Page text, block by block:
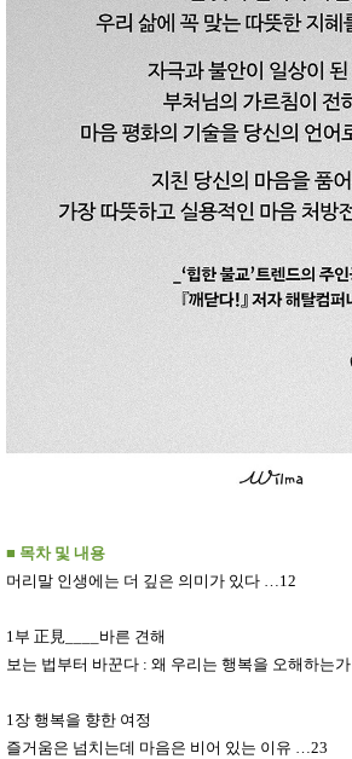
■ 목차 및 내용
머리말 인생에는 더 깊은 의미가 있다 …12
1부 正見
바른 견해
보는 법부터 바꾼다 : 왜 우리는 행복을 오해하는가
1장 행복을 향한 여정
즐거움은 넘치는데 마음은 비어 있는 이유 …23